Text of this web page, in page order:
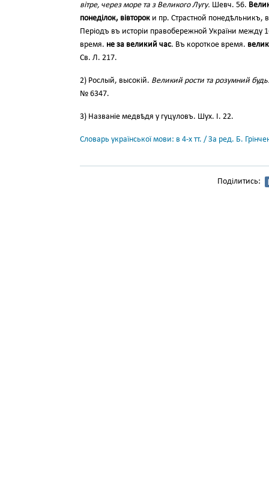
вітре, через море та з Великого Лугу. Шевч. 56.
понеділок, вівторок и пр. Страстной
Періодъ въ исторіи правобережной України между
время. не за великий час. Въ короткое время.
Св. Л. 217.
2) Рослый, высокій. Великий рости та розумний
№ 6347.
3) Названіе медвѣдя у гуцуловъ. Шух. І. 22.
Словарь української мови: в 4-х тт. / За ред. Б.
Поділитись: